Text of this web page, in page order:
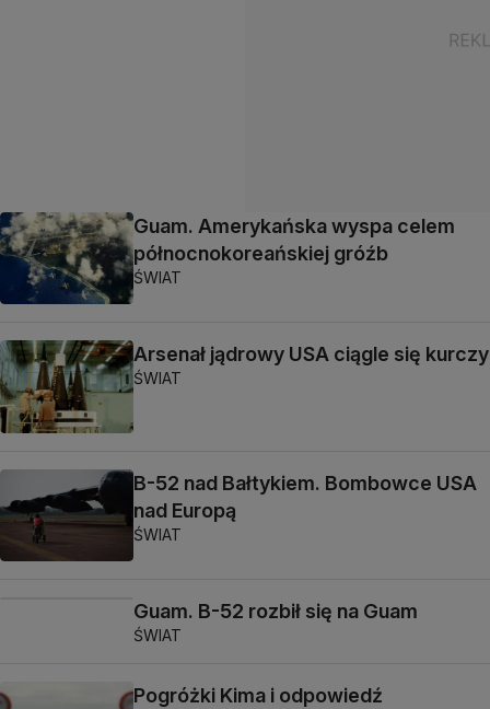
Guam. Amerykańska wyspa celem
północnokoreańskiej gróźb
ŚWIAT
Arsenał jądrowy USA ciągle się kurczy
ŚWIAT
B-52 nad Bałtykiem. Bombowce USA
nad Europą
ŚWIAT
Guam. B-52 rozbił się na Guam
ŚWIAT
Pogróżki Kima i odpowiedź